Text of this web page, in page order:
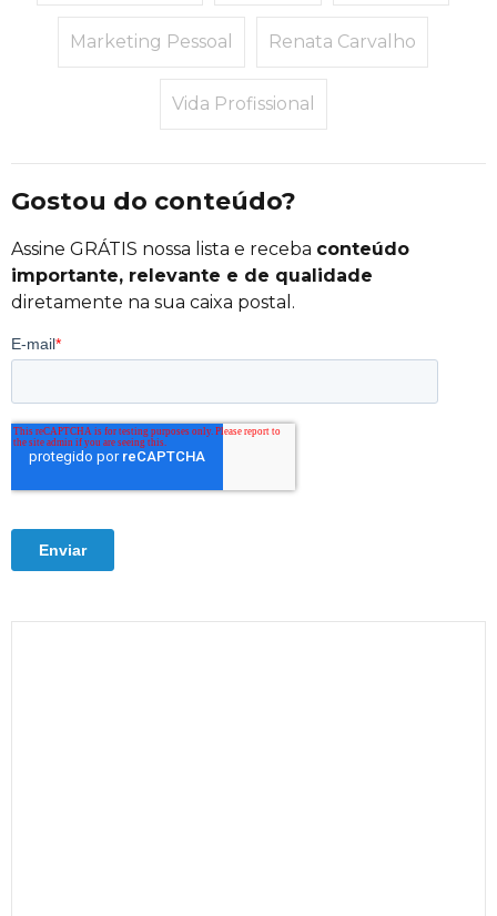
Marketing Pessoal Renata Carvalho
Vida Profissional
Gostou do conteúdo?
Assine GRÁTIS nossa lista e receba conteúdo
importante, relevante e de qualidade
diretamente na sua caixa postal.